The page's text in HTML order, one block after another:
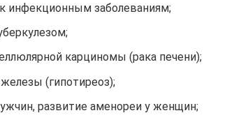
инфекционным заболеваниям;
карциномы (рака печени);
(гипотиреоз);
развитие аменореи у женщин;